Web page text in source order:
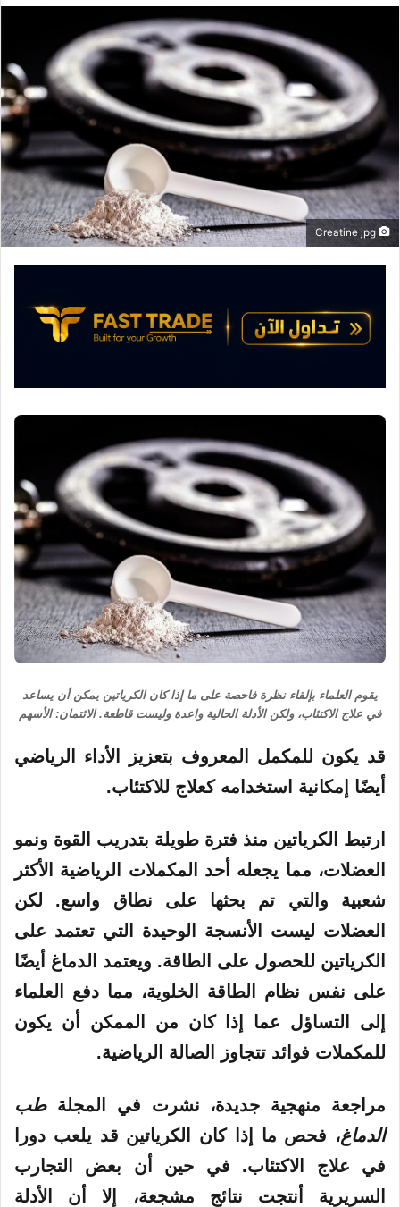
ع
ع
ى
X
س
ل
ب
ر
ي
د
ا
ل
ك
ت
ا
يقوم العلماء بإلقاء نظرة فاحصة على ما إذا كان الكرياتين يمكن أن يساعد
في علاج الاكتئاب، ولكن الأدلة الحالية واعدة وليست قاطعة. الائتمان: الأسهم
قد يكون للمكمل المعروف بتعزيز الأداء الرياضي
أيضًا إمكانية استخدامه كعلاج للاكتئاب.
ارتبط الكرياتين منذ فترة طويلة بتدريب القوة ونمو
العضلات، مما يجعله أحد المكملات الرياضية الأكثر
شعبية والتي تم بحثها على نطاق واسع. لكن
العضلات ليست الأنسجة الوحيدة التي تعتمد على
الكرياتين للحصول على الطاقة. ويعتمد الدماغ أيضًا
على نفس نظام الطاقة الخلوية، مما دفع العلماء
إلى التساؤل عما إذا كان من الممكن أن يكون
للمكملات فوائد تتجاوز الصالة الرياضية.
مراجعة منهجية جديدة، نشرت في المجلةطب
الدماغ، فحص ما إذا كان الكرياتين قد يلعب دورا
في علاج الاكتئاب. في حين أن بعض التجارب
السريرية أنتجت نتائج مشجعة، إلا أن الأدلة